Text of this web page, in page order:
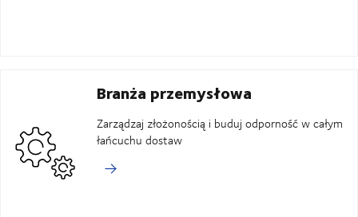
Branża przemysłowa
Zarządzaj złożonością i buduj odporność w całym
łańcuchu dostaw